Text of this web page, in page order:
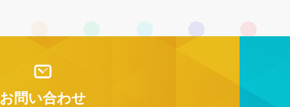
お問い合わせ